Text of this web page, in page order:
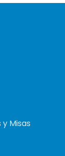
Misas